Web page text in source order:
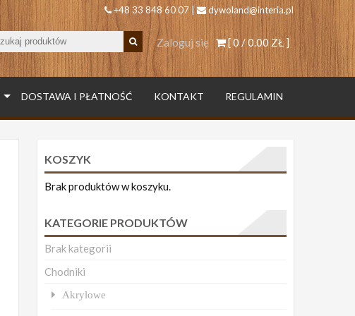
+48 33 848 60 07 | dywoland@interia.pl
[ 0 /0.00 ZŁ]
Zaloguj się
DOSTAWA I PŁATNOŚĆ KONTAKT REGULAMIN
KOSZYK
Brak produktów w koszyku.
KATEGORIE PRODUKTÓW
Brak kategorii
Chodniki
Akrylowe